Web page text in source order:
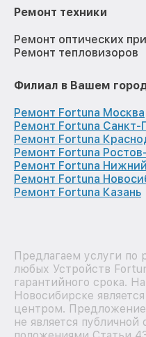
Ремонт техники
Ремонт оптических
Ремонт тепловизоров
Филиал в Вашем
Ремонт Fortuna Москва
Ремонт Fortuna Санкт-
Ремонт Fortuna
Ремонт Fortuna
Ремонт Fortuna
Ремонт Fortuna
Ремонт Fortuna Казань
Предлагаем услуги
любых Устройств
гарантийного срока.
Новосибирске
центром.
не является